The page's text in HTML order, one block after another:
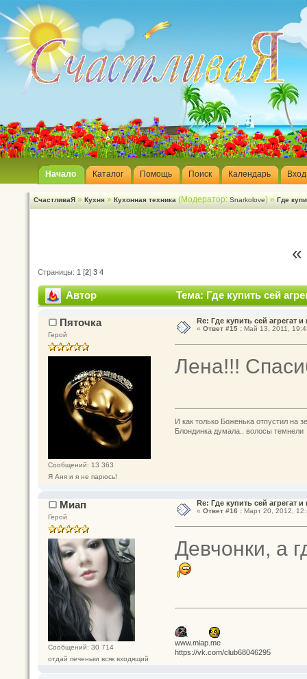
Начало Каталог Помощь Поиск Календарь Вход
СчастливаЯ » Кухня » Кухонная техника (Модератор: Snarkolove) » Где
Страницы: 1 [2] 3 4
Автор Тема: Где купить сей
Пяточка
Герой
Сообщений: 13 363
Я Аня и я не парюсь!
Re: Где купить сей агрегат
« Ответ #15 :Май 13, 2011,
Лена!!!
И как только Боженька отпустил на
Блондинка думала.. волосы темнели
Миап
Герой
Сообщений: 30 714
отдай печеньки всяк входящий
Re: Где купить сей агрегат
« Ответ #16 :Март 20, 2012,
Девчонки, а
www.miap.me
https://vk.com/club68046295